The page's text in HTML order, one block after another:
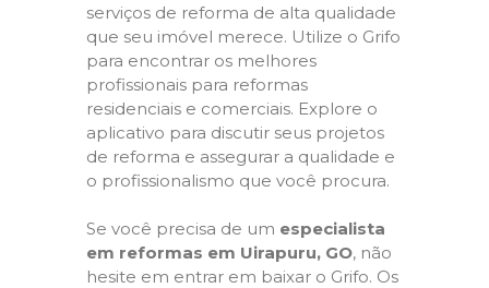
serviços de reforma de alta qualidade
que seu imóvel merece. Utilize o Grifo
para encontrar os melhores
profissionais para reformas
residenciais e comerciais. Explore o
aplicativo para discutir seus projetos
de reforma e assegurar a qualidade e
o profissionalismo que você procura.
Se você precisa de um especialista
em reformas em Uirapuru, GO, não
hesite em entrar em baixar o Grifo. Os